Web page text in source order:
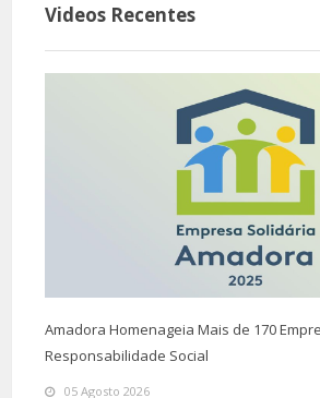
Videos Recentes
Amadora Homenageia Mais de 170
Responsabilidade Social
05 Agosto 2026